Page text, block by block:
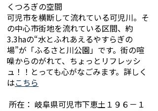
くつろぎの空間
可児市を横断して流れている可児川。そ
の中心市街地を流れている区間、約
3.3haの“水とふれあえるやすらぎの
場”が「ふるさと川公園」です。街の喧
噪からのがれて、ちょっとリフレッシ
ュ！！とっても心がなごみます。詳しく
はこちら
所在： 岐阜県可児市下恵土１９６－１